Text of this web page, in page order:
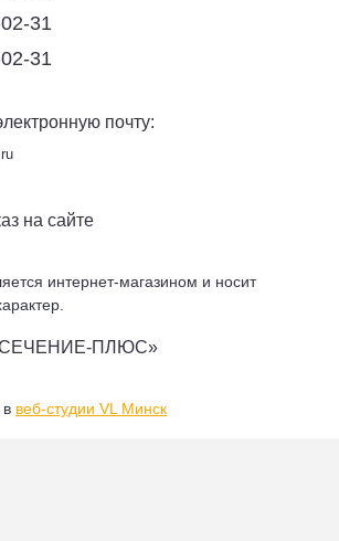
31
31
почту:
на сайте
интернет-магазином и носит
ПЛЮС»
веб-студии VL Минск